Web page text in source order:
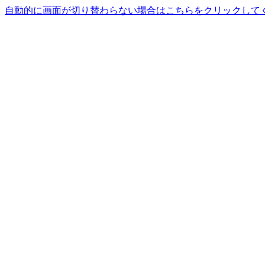
自動的に画面が切り替わらない場合はこちらをクリックして